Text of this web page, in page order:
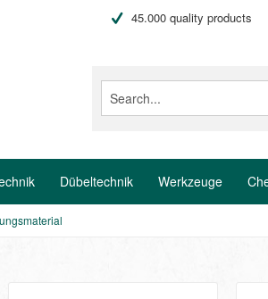
45.000 quality products
Dübeltechnik Werkzeuge